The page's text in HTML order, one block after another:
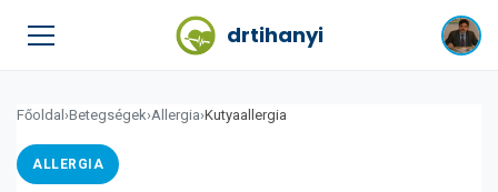
drtihanyi
Főoldal ›Betegségek›Allergia›Kutyaallergia
ALLERGIA